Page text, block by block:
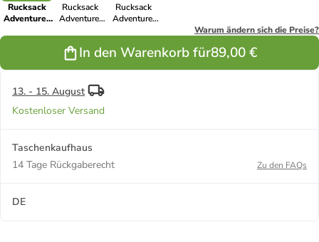
Rucksack
Adventurer
Rucksack
Adventurer
Rucksack
Adventurer
Warum ändern sich die Preise?
In den Warenkorb für89,00 €
13. - 15. August
Kostenloser Versand
Taschenkaufhaus
14 Tage Rückgaberecht
Zu den FAQs
DE